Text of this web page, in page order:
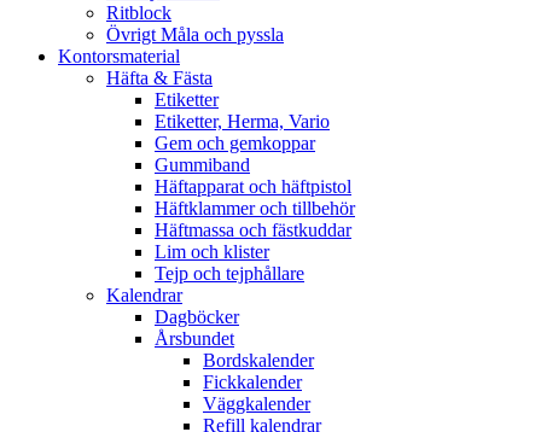
Ritblock
Övrigt Måla och pyssla
Kontorsmaterial
Häfta & Fästa
Etiketter
Etiketter, Herma, Vario
Gem och gemkoppar
Gummiband
Häftapparat och häftpistol
Häftklammer och tillbehör
Häftmassa och fästkuddar
Lim och klister
Tejp och tejphållare
Kalendrar
Dagböcker
Årsbundet
Bordskalender
Fickkalender
Väggkalender
Refill kalendrar